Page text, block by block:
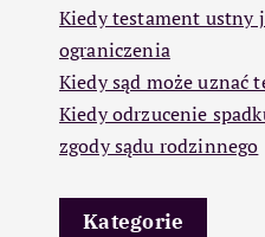
Kiedy testament ustny
ograniczenia
Kiedy sąd może uznać
Kiedy odrzucenie
zgody sądu rodzinnego
Kategorie